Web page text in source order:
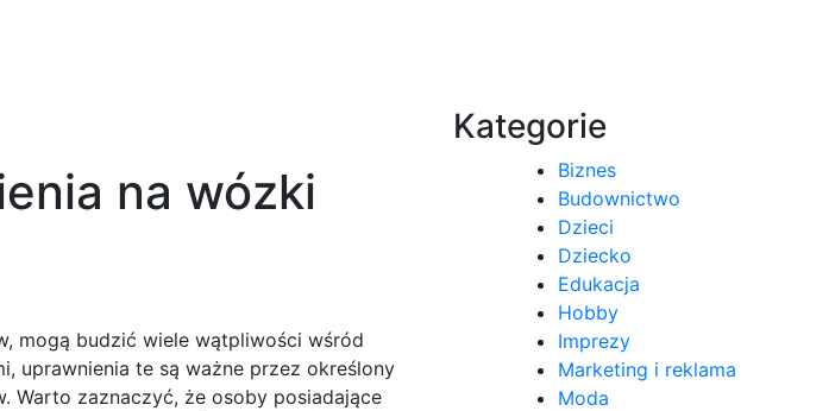
na wózki
mogą budzić wiele wątpliwości wśród
uprawnienia te są ważne przez określony
Warto zaznaczyć, że osoby posiadające
Kategorie
Biznes
Budownictwo
Dzieci
Dziecko
Edukacja
Hobby
Imprezy
Marketing i reklama
Moda